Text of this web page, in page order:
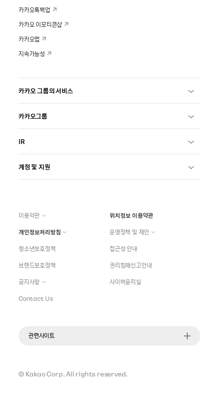
카카오톡백업
카카오 이모티콘샵
카카오맵
지속가능성
카카오 그룹의 서비스
카카오그룹
IR
계정 및 지원
이용약관
위치정보 이용약관
개인정보처리방침
운영정책 및 제안
청소년보호정책
접근성 안내
브랜드보호정책
권리침해신고안내
공지사항
사이버윤리실
Contact Us
관련사이트
© Kakao Corp.All rights reserved.